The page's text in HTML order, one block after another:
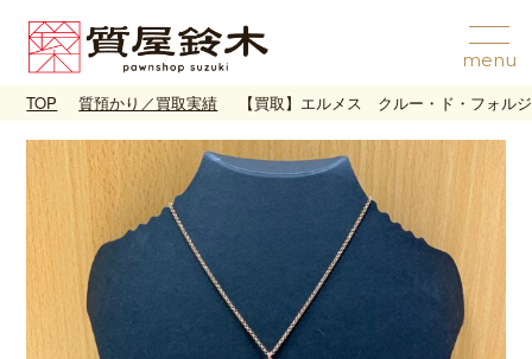
TOP 質預かり／買取実績 【買取】エルメス クルー・ド・フォル